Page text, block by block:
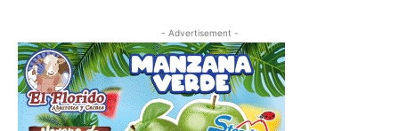
- Advertisement -